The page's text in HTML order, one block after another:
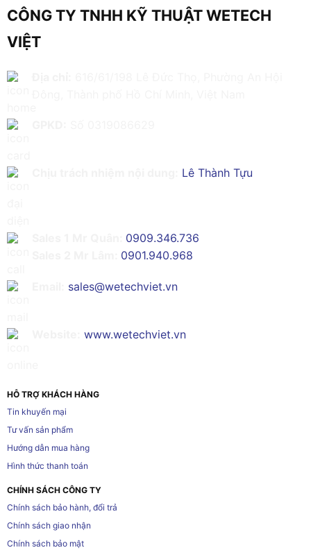
CÔNG TY TNHH KỸ THUẬT WETECH
VIỆT
Lê Thành Tựu
0909.346.736
0901.940.968
sales@wetechviet.vn
www.wetechviet.vn
HỖ TRỢ KHÁCH HÀNG
Tin khuyến mại
Tư vấn sản phẩm
Hướng dẫn mua hàng
Hình thức thanh toán
CHÍNH SÁCH CÔNG TY
Chính sách bảo hành, đổi trả
Chính sách giao nhận
Chính sách bảo mật